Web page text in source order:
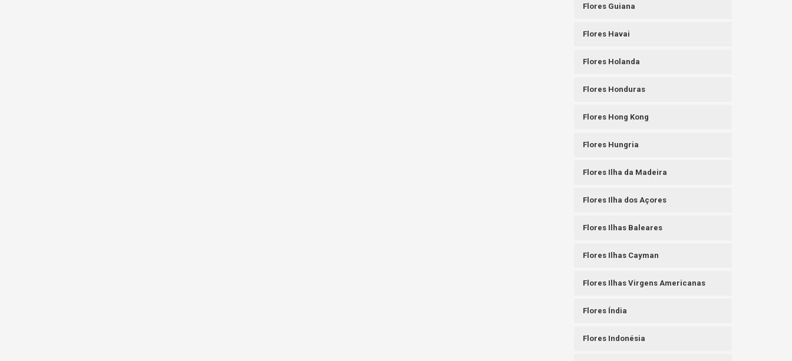
Flores Guiana
Flores Havai
Flores Holanda
Flores Honduras
Flores Hong Kong
Flores Hungria
Flores Ilha da Madeira
Flores Ilha dos Açores
Flores Ilhas Baleares
Flores Ilhas Cayman
Flores Ilhas Virgens Americanas
Flores Índia
Flores Indonésia